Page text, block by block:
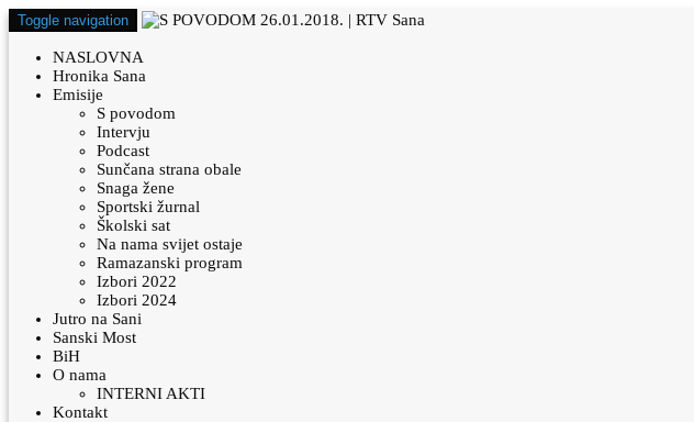
Toggle navigation
NASLOVNA
Hronika Sana
Emisije
S povodom
Intervju
Podcast
Sunčana strana obale
Snaga žene
Sportski žurnal
Školski sat
Na nama svijet ostaje
Ramazanski program
Izbori 2022
Izbori 2024
Jutro na Sani
Sanski Most
BiH
O nama
INTERNI AKTI
Kontakt